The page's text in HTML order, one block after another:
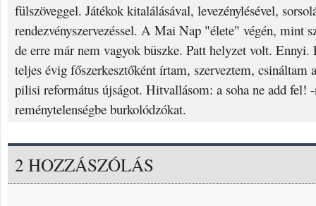
fülszöveggel. Játékok kitalálásával, levezénylésével,
rendezvényszervezéssel. A Mai Nap "élete" végén, mint
de erre már nem vagyok büszke. Patt helyzet volt.
teljes évig főszerkesztőként írtam, szerveztem,
pilisi református újságot. Hitvallásom: a soha ne add fel!
reménytelenségbe burkolódzókat.
2 HOZZÁSZÓLÁS